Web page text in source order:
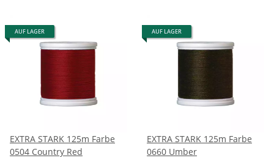
AUF LAGER
EXTRA STARK 125m Farbe
0504 Country Red
AUF LAGER
EXTRA STARK 125m Farbe
0660 Umber